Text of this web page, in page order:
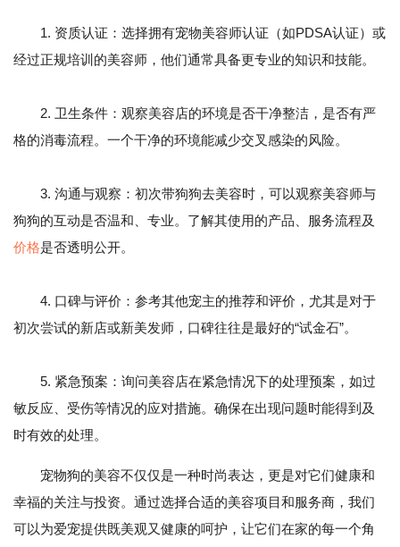
1. 资质认证：选择拥有宠物美容师认证（如PDSA认证）或
经过正规培训的美容师，他们通常具备更专业的知识和技能。
2. 卫生条件：观察美容店的环境是否干净整洁，是否有严
格的消毒流程。一个干净的环境能减少交叉感染的风险。
3. 沟通与观察：初次带狗狗去美容时，可以观察美容师与
狗狗的互动是否温和、专业。了解其使用的产品、服务流程及
价格是否透明公开。
4. 口碑与评价：参考其他宠主的推荐和评价，尤其是对于
初次尝试的新店或新美发师，口碑往往是最好的“试金石”。
5. 紧急预案：询问美容店在紧急情况下的处理预案，如过
敏反应、受伤等情况的应对措施。确保在出现问题时能得到及
时有效的处理。
宠物狗的美容不仅仅是一种时尚表达，更是对它们健康和
幸福的关注与投资。通过选择合适的美容项目和服务商，我们
可以为爱宠提供既美观又健康的呵护，让它们在家的每一个角